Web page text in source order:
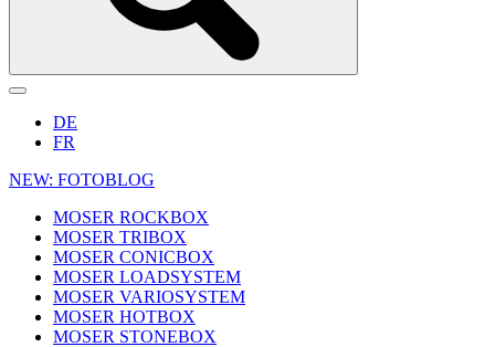
DE
FR
NEW: FOTOBLOG
MOSER ROCKBOX
MOSER TRIBOX
MOSER CONICBOX
MOSER LOADSYSTEM
MOSER VARIOSYSTEM
MOSER HOTBOX
MOSER STONEBOX